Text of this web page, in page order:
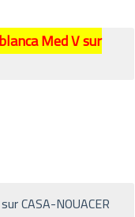
Med V sur
CASA-NOUACER